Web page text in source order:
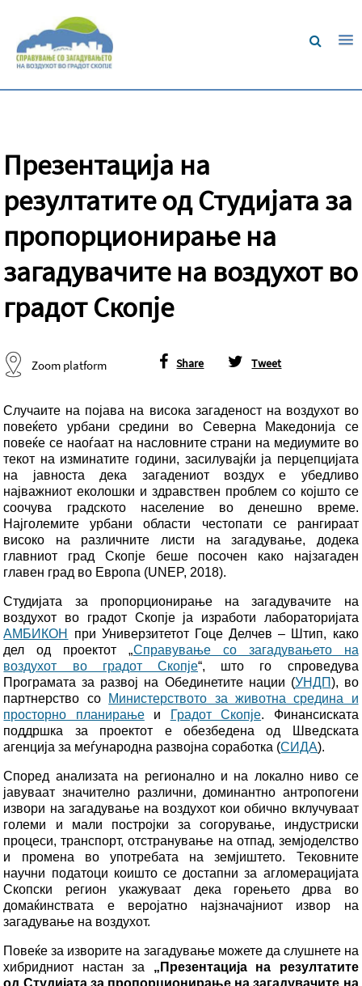
Презентација на
резултатите од Студијата за
пропорционирање на
загадувачите на воздухот во
градот Скопје
Zoom platform Share Tweet
Случаите на појава на висока загаденост на воздухот во
повеќето урбани средини во Северна Македонија се
повеќе се наоѓаат на насловните страни на медиумите во
текот на изминатите години, засилувајќи ја перцепцијата
на јавноста дека загадениот воздух е убедливо
најважниот еколошки и здравствен проблем со којшто се
соочува градското население во денешно време.
Најголемите урбани области честопати се рангираат
високо на различните листи на загадување, додека
главниот град Скопје беше посочен како најзагаден
главен град во Европа (UNEP, 2018).
Студијата за пропорционирање на загадувачите на
воздухот во градот Скопје ја изработи лабораторијата
АМБИКОН
при Универзитетот Гоце Делчев – Штип, како
дел од проектот „Справување со загадувањето на
воздухот во градот Скопје“, што го спроведува
Програмата за развој на Обединетите нации (УНДП), во
партнерство со
Министерството за животна средина и
просторно планирањеи Градот Скопје. Финансиската
поддршка за проектот е обезбедена од Шведската
агенција за меѓународна развојна соработка (СИДА).
Според анализата на регионално и на локално ниво се
јавуваат значително различни, доминантно антропогени
извори на загадување на воздухот кои обично вклучуваат
големи и мали постројки за согорување, индустриски
процеси, транспорт, отстранување на отпад, земјоделство
и промена во употребата на земјиштето. Тековните
научни податоци коишто се достапни за агломерацијата
Скопски регион укажуваат дека горењето дрва во
домаќинствата е веројатно најзначајниот извор на
загадување на воздухот.
Повеќе за изворите на загадување можете да слушнете на
хибридниот настан за „Презентација на резултатите